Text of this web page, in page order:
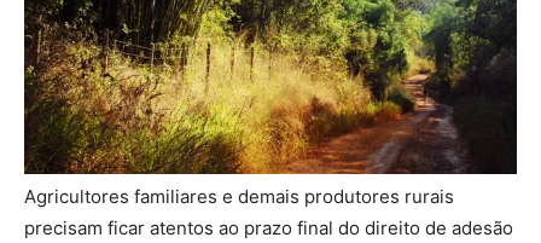
Agricultores familiares e demais produtores rurais
precisam ficar atentos ao prazo final do direito de adesão